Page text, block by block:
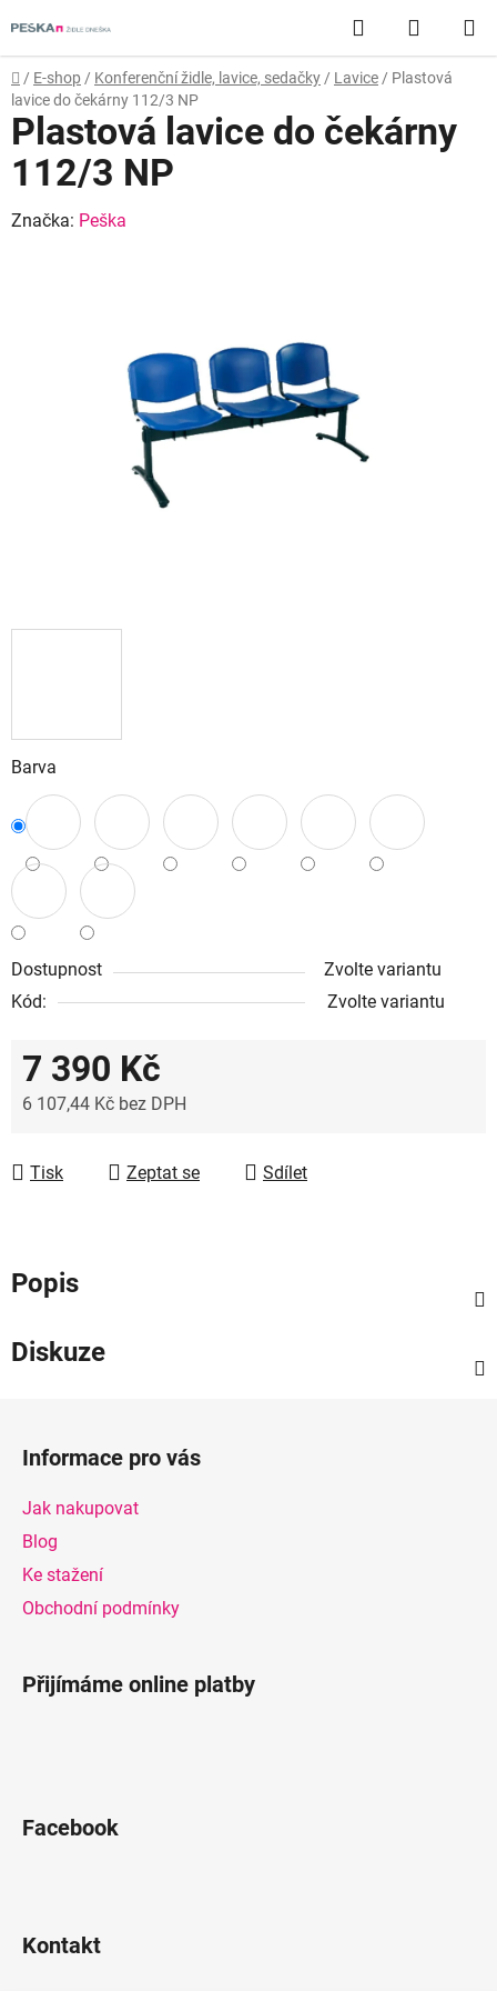
na
obsah
Hledat
KOŠÍK
Domů
/ E-shop / Konferenční židle, lavice, sedačky / Lavice / Plastová
lavice do čekárny 112/3 NP
Barva
Dostupnost
Zvolte variantu
Kód:
Zvolte variantu
7 390 Kč
6 107,44 Kč bez DPH
Tisk
Zeptat se Sdílet
Plastová lavice do čekárny
112/3 NP
Značka: Peška
Popis
Diskuze
Informace pro vás
Jak nakupovat
Blog
Ke stažení
Obchodní podmínky
Přijímáme online platby
Facebook
Kontakt